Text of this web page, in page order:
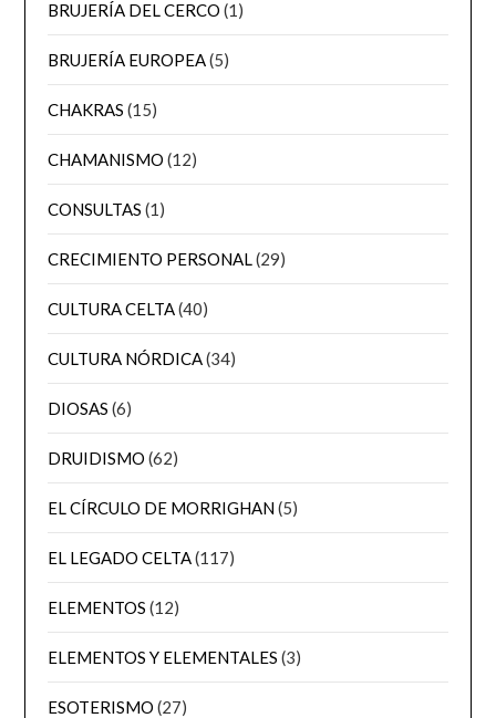
BRUJERÍA DEL CERCO (1)
BRUJERÍA EUROPEA(5)
CHAKRAS (15)
CHAMANISMO (12)
CONSULTAS (1)
CRECIMIENTO PERSONAL(29)
CULTURA CELTA(40)
CULTURA NÓRDICA(34)
DIOSAS (6)
DRUIDISMO (62)
EL CÍRCULO DE MORRIGHAN(5)
EL LEGADO CELTA(117)
ELEMENTOS (12)
ELEMENTOS Y ELEMENTALES (3)
ESOTERISMO (27)